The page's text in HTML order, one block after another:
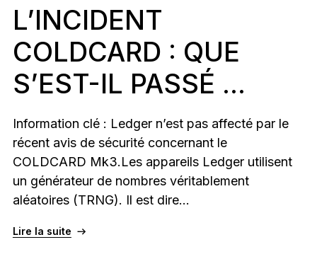
Ledger Nano Gen5
À votre image
COLORIS INÉDITS
Ledger NanoClassics
Découvrir
Bundles et packs
L’INCIDENT
COLDCARD : QUE
S’EST-IL PASSÉ ...
Information clé : Ledger n’est pas affecté par le
récent avis de sécurité concernant le
COLDCARD Mk3.Les appareils Ledger utilisent
un générateur de nombres véritablement
aléatoires (TRNG). Il est dire...
Lire la suite